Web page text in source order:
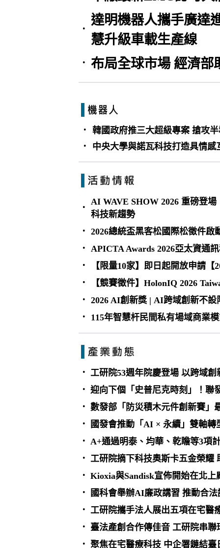
•
達明機器人攜手廣達
慧升級車載生產線
• 布局全球市場 經濟部
• 韓國政府推三大超級專案 搶攻
• 中央大學與諾瓦科技打造具情
•
AI WAVE SHOW 2026 重磅登
科技新趨勢
• 2026總統盃黑客松國際松徵件
• APICTA Awards 2026亞太資通
• 【限量10家】即日起開放申請
• 【競賽徵件】HolonIQ 2026
• 2026 AI創新獎 | AI跨域創新不
• 115年智慧杆民間私有場域商業
• 工研院53週年院慶登場 以跨域
• 迎向下個「史普尼克時刻」！聯
• 數發部「防災積木元件創新賽」
• 國發會推動「AI × 永續」雙軸
• A+通過明泰、均華、乾瞻等3項
• 工研院摘下科技奧斯卡五金榮耀
• Kioxia與Sandisk宣佈開始在北上
• 國科會舉辦AI廉政講習 推動合
• 工研院攜手法人展出五項在宅醫
• 臺法產創合作傳佳音 工研院串
• 聚焦在宅醫療科技 中企署鏈結